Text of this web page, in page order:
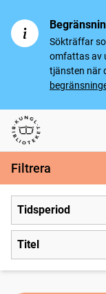
Sökträffar
omfattas av
tjänsten när
Svenska tidningar
Filtrera
Tidsperiod
Titel